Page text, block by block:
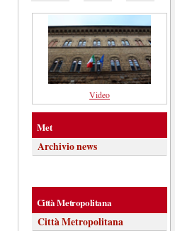
Video
Met
Archivio news
Città Metropolitana
Città Metropolitana